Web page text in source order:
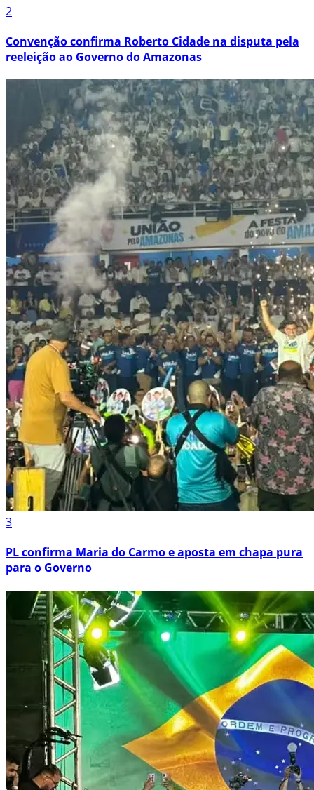
2
Convenção confirma Roberto Cidade na disputa pela
reeleição ao Governo do Amazonas
3
PL confirma Maria do Carmo e aposta em chapa pura
para o Governo